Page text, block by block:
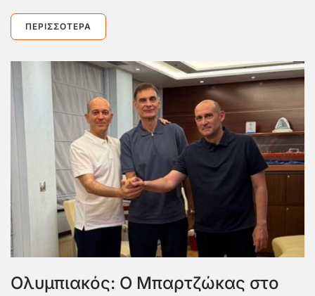
ΠΕΡΙΣΣΌΤΕΡΑ
Ολυμπιακός: Ο Μπαρτζώκας στο